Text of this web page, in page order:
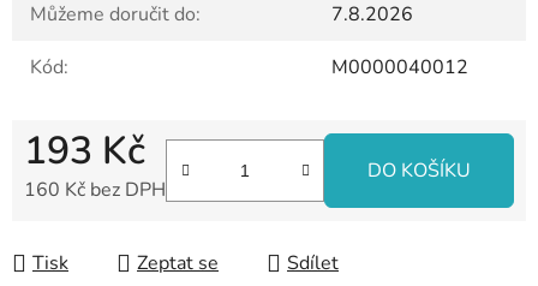
Můžeme doručit do:
7.8.2026
Kód:
M0000040012
193 Kč
160 Kč bez DPH
DO KOŠÍKU
Tisk Zeptat se Sdílet